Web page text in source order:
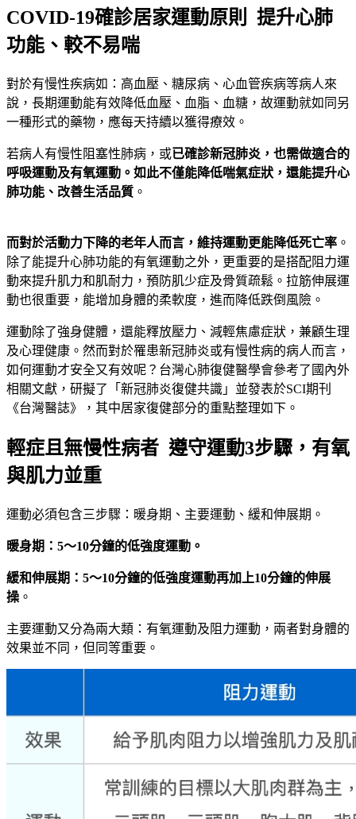
COVID-19確診居家運動原則 提升心肺
功能、較不易喘
對於有慢性疾病如：高血壓、糖尿病、心血管疾病等病人來
說，長期運動能有效降低血壓、血脂、血糖，故運動就如同另
一種形式的藥物，應每天持續以獲得療效。
若病人有慢性阻塞性肺病，或已確診新冠肺炎，也需做適合的
呼吸運動及有氧運動。如此不僅能降低喘氣症狀，還能提升心
肺功能、改善生活品質 。
而對於活動力下降的老年人而言，維持運動更能降低死亡率 。
除了能提升心肺功能的有氧運動之外，更重要的是搭配阻力運
動來提升肌力和肌耐力，預防肌少症及骨質疏鬆。拉筋伸展運
動也很重要，能增加身體的柔軟度，進而降低跌倒風險。
運動除了強身健體，還能釋放壓力、減輕焦慮症狀，兼顧生理
及心理健康。然而對於罹患新冠肺炎或有慢性病的病人而言，
如何運動才安全又有效呢？台灣心肺復健醫學會參考了國內外
相關文獻，研擬了「新冠肺炎復健共識」並發表於SCI期刊
《台灣醫誌》，其中居家復健部分的重點整理如下。
輕症且無慢性病者 遵守運動3步驟，有氧
與肌力並重
運動必須包含三步驟：暖身期、主要運動、緩和伸展期。
暖身期：5～10分鐘的低強度運動。
緩和伸展期：5～10分鐘的低強度運動再加上10分鐘的伸展
操 。
主要運動又分為兩大類：有氧運動及阻力運動，兩者對身體的
效果並不同，但同等重要。